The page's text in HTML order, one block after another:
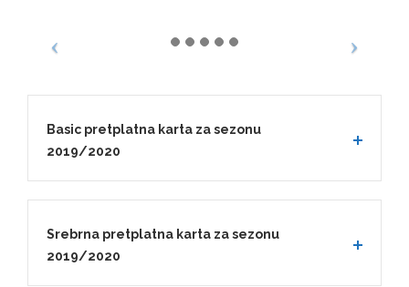
Basic pretplatna karta za sezonu
2019/2020
Srebrna pretplatna karta za sezonu
2019/2020